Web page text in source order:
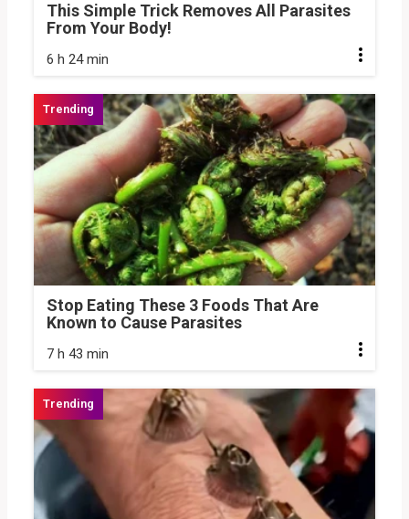
This Simple Trick Removes All Parasites
From Your Body!
6 h 24 min
Stop Eating These 3 Foods That Are
Known to Cause Parasites
7 h 43 min